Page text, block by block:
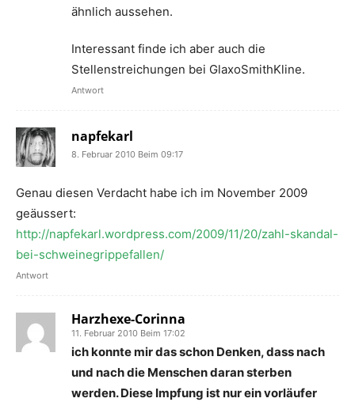
ähnlich aussehen.
Interessant finde ich aber auch die
Stellenstreichungen bei GlaxoSmithKline.
Antwort
napfekarl
8. Februar 2010 Beim 09:17
Genau diesen Verdacht habe ich im November 2009
geäussert:
http://napfekarl.wordpress.com/2009/11/20/zahl-skandal-
bei-schweinegrippefallen/
Antwort
Harzhexe-Corinna
11. Februar 2010 Beim 17:02
ich konnte mir das schon Denken, dass nach
und nach die Menschen daran sterben
werden. Diese Impfung ist nur ein vorläufer